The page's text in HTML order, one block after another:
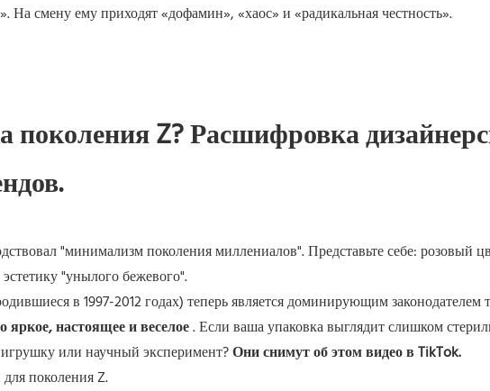
смену ему приходят «дофамин», «хаос» и «радикальная честность».
поколения Z? Расшифровка
"минимализм поколения миллениалов". Представьте себе: розовый
"унылого бежевого".
в 1997-2012 годах) теперь является доминирующим законодателем
яркое, настоящее и веселое. Если ваша упаковка выглядит слишком
или научный эксперимент?Они снимут об этом видео в TikTok.
поколения Z.